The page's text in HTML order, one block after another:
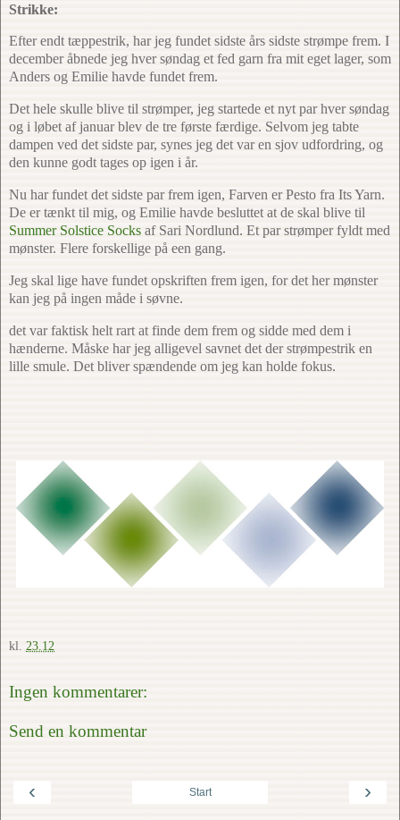
Strikke:
Efter endt tæppestrik, har jeg fundet sidste års sidste strømpe frem. I
december åbnede jeg hver søndag et fed garn fra mit eget lager, som
Anders og Emilie havde fundet frem.
Det hele skulle blive til strømper, jeg startede et nyt par hver søndag
og i løbet af januar blev de tre første færdige. Selvom jeg tabte
dampen ved det sidste par, synes jeg det var en sjov udfordring, og
den kunne godt tages op igen i år.
Nu har fundet det sidste par frem igen, Farven er Pesto fra Its Yarn.
De er tænkt til mig, og Emilie havde besluttet at de skal blive til
Summer Solstice Socks af Sari Nordlund. Et par strømper fyldt med
mønster. Flere forskellige på een gang.
Jeg skal lige have fundet opskriften frem igen, for det her mønster
kan jeg på ingen måde i søvne.
det var faktisk helt rart at finde dem frem og sidde med dem i
hænderne. Måske har jeg alligevel savnet det der strømpestrik en
lille smule. Det bliver spændende om jeg kan holde fokus.
kl. 23.12
Ingen kommentarer:
Send en kommentar
‹ ›
Start